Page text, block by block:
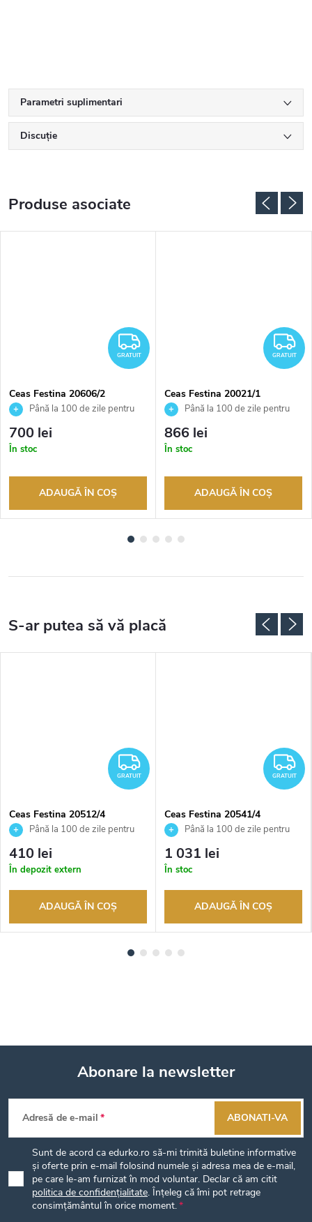
Parametri suplimentari
Discuţie
Produse asociate
GRATUIT
GRATUIT
Ceas Festina 20606/2
Până la 100 de zile pentru
returnarea bunurilor. Vânzător
autorizat
700 lei
În stoc
ADAUGĂ ÎN COŞ
GRATUIT
Ceas Festina 20021/1
Până la 100 de zile pentru
returnarea bunurilor. Vânzător
autorizat
866 lei
În stoc
ADAUGĂ ÎN COŞ
GRATUIT
GRATUIT
Ceas Festina 20512/4
Până la 100 de zile pentru
returnarea bunurilor. Vânzător
autorizat
410 lei
În depozit extern
ADAUGĂ ÎN COŞ
GRATUIT
Ceas Festina 20541/4
Până la 100 de zile pentru
returnarea bunurilor. Vânzător
autorizat
1 031 lei
În stoc
ADAUGĂ ÎN COŞ
S
u
b
Abonare la newsletter
Adresă de e-mail
Sunt de acord ca edurko.ro să-mi trimită buletine informative
și oferte prin e-mail folosind numele și adresa mea de e-mail,
pe care le-am furnizat în mod voluntar. Declar că am citit
politica de confidențialitate. Înțeleg că îmi pot retrage
consimțământul în orice moment.
ABONATI-VA